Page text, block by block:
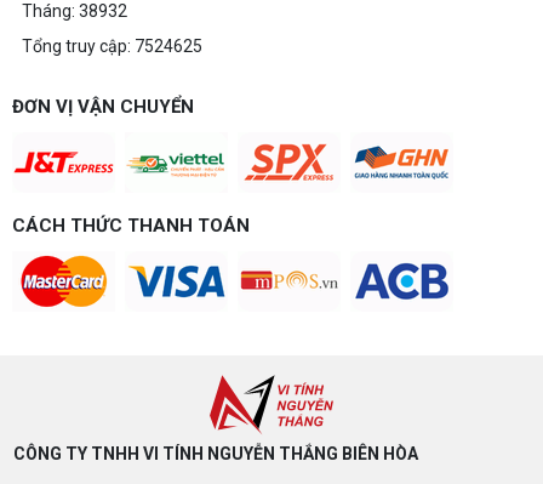
Tháng: 38932
Tổng truy cập: 7524625
ĐƠN VỊ VẬN CHUYỂN
CÁCH THỨC THANH TOÁN
CÔNG TY TNHH VI TÍNH NGUYỄN THẮNG BIÊN HÒA​